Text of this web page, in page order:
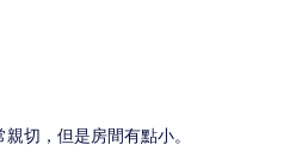
切，但是房間有點小。